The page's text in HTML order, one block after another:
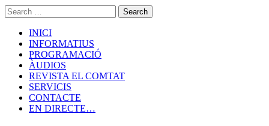
INICI
INFORMATIUS
PROGRAMACIÓ
ÀUDIOS
REVISTA EL COMTAT
SERVICIS
CONTACTE
EN DIRECTE…